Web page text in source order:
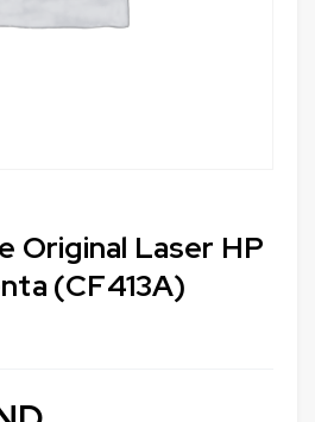
Original Laser HP
(CF413A)